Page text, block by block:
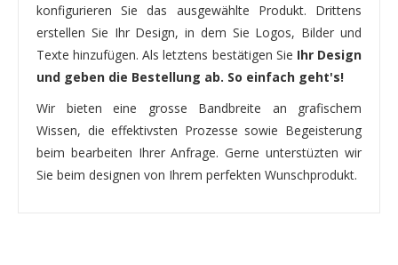
konfigurieren Sie das ausgewählte Produkt. Drittens
erstellen Sie Ihr Design, in dem Sie Logos, Bilder und
Texte hinzufügen. Als letztens bestätigen Sie Ihr Design
und geben die Bestellung ab. So einfach geht's!
Wir bieten eine grosse Bandbreite an grafischem
Wissen, die effektivsten Prozesse sowie Begeisterung
beim bearbeiten Ihrer Anfrage. Gerne unterstüzten wir
Sie beim designen von Ihrem perfekten Wunschprodukt.